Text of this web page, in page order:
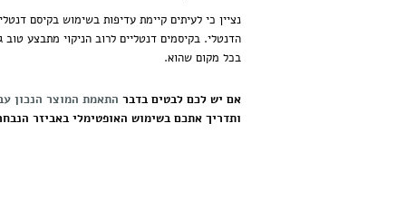
נציין כי לעיתים קיימת עדיפות בשימוש בקיסם
הדנטלי. בקיסמים דנטליים לרוב הניקוי מתבצע
בכל מקום שהוא.
אם יש לכם לבטים בדבר התאמת המוצר הנכון
ותדריך אתכם בשימוש האופטימלי באביזר